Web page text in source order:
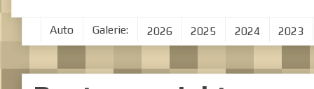
Auto Galerie: 2026 2025 2024 2023